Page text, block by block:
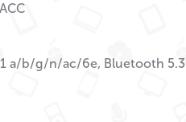
a/b/g/n/ac/6e, Bluetooth 5.3